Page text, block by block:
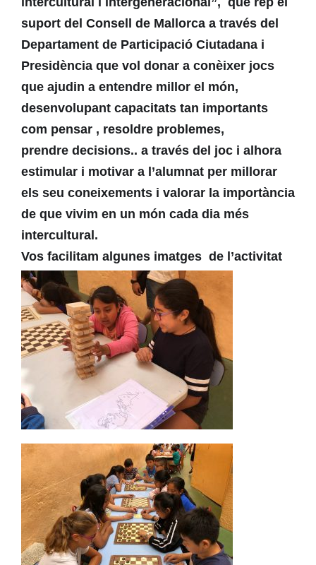
suport del Consell de Mallorca a través del
Departament de Participació Ciutadana i
Presidència que vol donar a conèixer jocs
que ajudin a entendre millor el món,
desenvolupant capacitats tan importants
com pensar , resoldre problemes,
prendre decisions.. a través del joc i alhora
estimular i motivar a l’alumnat per millorar
els seu coneixements i valorar la importància
de que vivim en un món cada dia més
intercultural.
Vos facilitam algunes imatges de l’activitat